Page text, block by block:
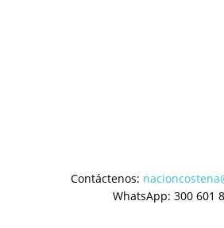
Contáctenos:
WhatsApp: 300 601